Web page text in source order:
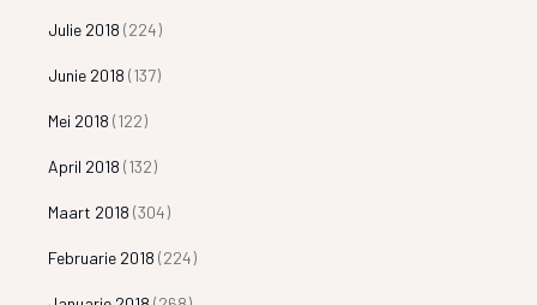
Julie 2018 (224)
Junie 2018 (137)
Mei 2018 (122)
April 2018 (132)
Maart 2018 (304)
Februarie 2018 (224)